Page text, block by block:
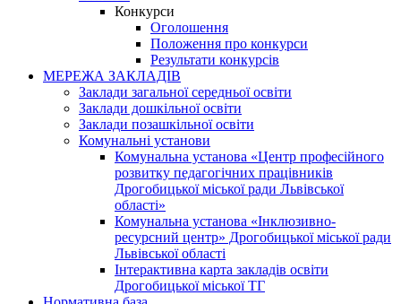
Конкурси
Оголошення
Положення про конкурси
Результати конкурсів
МЕРЕЖА ЗАКЛАДІВ
Заклади загальної середньої освіти
Заклади дошкільної освіти
Заклади позашкільної освіти
Комунальні установи
Комунальна установа «Центр професійного
розвитку педагогічних працівників
Дрогобицької міської ради Львівської
області»
Комунальна установа «Інклюзивно-
ресурсний центр» Дрогобицької міської ради
Львівської області
Інтерактивна карта закладів освіти
Дрогобицької міської ТГ